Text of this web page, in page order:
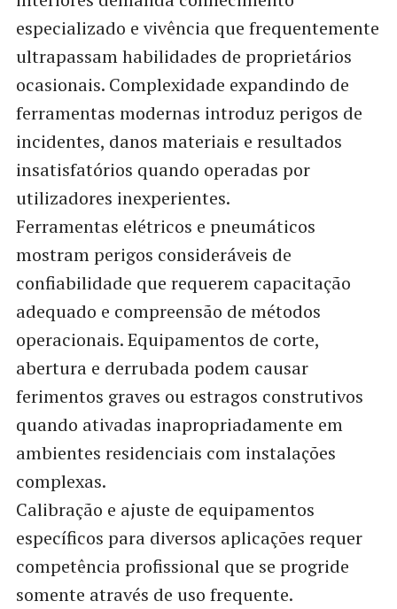
especializado e vivência que frequentemente
ultrapassam habilidades de proprietários
ocasionais. Complexidade expandindo de
ferramentas modernas introduz perigos de
incidentes, danos materiais e resultados
insatisfatórios quando operadas por
utilizadores inexperientes.
Ferramentas elétricos e pneumáticos
mostram perigos consideráveis de
confiabilidade que requerem capacitação
adequado e compreensão de métodos
operacionais. Equipamentos de corte,
abertura e derrubada podem causar
ferimentos graves ou estragos construtivos
quando ativadas inapropriadamente em
ambientes residenciais com instalações
complexas.
Calibração e ajuste de equipamentos
específicos para diversos aplicações requer
competência profissional que se progride
somente através de uso frequente.